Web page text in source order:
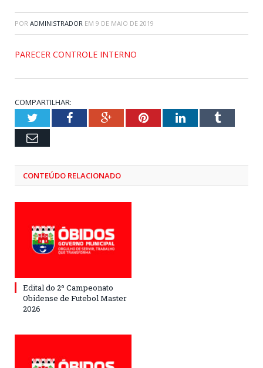
POR ADMINISTRADOR EM 9 DE MAIO DE 2019
PARECER CONTROLE INTERNO
COMPARTILHAR:
TwitterFacebookGoogle+PinterestLinkedInTumblr
Email
CONTEÚDO RELACIONADO
Edital do 2º Campeonato
Obidense de Futebol Master
2026